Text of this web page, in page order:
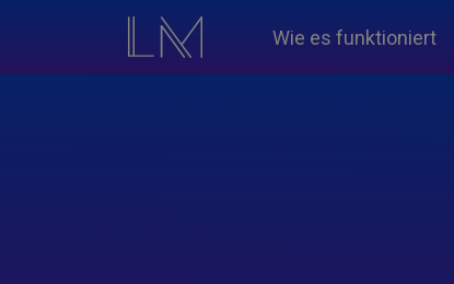
Wie es funktioniert